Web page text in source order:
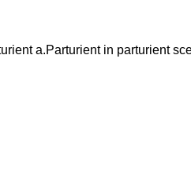
a.Parturient in parturient